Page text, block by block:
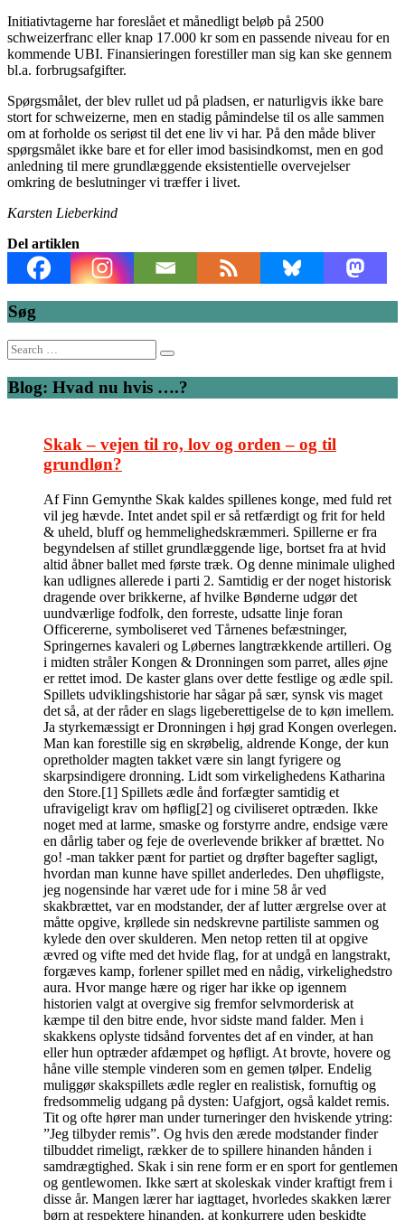
Initiativtagerne har foreslået et månedligt beløb på 2500
schweizerfranc eller knap 17.000 kr som en passende niveau for en
kommende UBI. Finansieringen forestiller man sig kan ske gennem
bl.a. forbrugsafgifter.
Spørgsmålet, der blev rullet ud på pladsen, er naturligvis ikke bare
stort for schweizerne, men en stadig påmindelse til os alle sammen
om at forholde os seriøst til det ene liv vi har. På den måde bliver
spørgsmålet ikke bare et for eller imod basisindkomst, men en god
anledning til mere grundlæggende eksistentielle overvejelser
omkring de beslutninger vi træffer i livet.
Karsten Lieberkind
Del artiklen
Søg
Search
for:
Blog: Hvad nu hvis ….?
Skak – vejen til ro, lov og orden – og til
grundløn?
Af Finn Gemynthe Skak kaldes spillenes konge, med fuld ret
vil jeg hævde. Intet andet spil er så retfærdigt og frit for held
& uheld, bluff og hemmelighedskræmmeri. Spillerne er fra
begyndelsen af stillet grundlæggende lige, bortset fra at hvid
altid åbner ballet med første træk. Og denne minimale ulighed
kan udlignes allerede i parti 2. Samtidig er der noget historisk
dragende over brikkerne, af hvilke Bønderne udgør det
uundværlige fodfolk, den forreste, udsatte linje foran
Officererne, symboliseret ved Tårnenes befæstninger,
Springernes kavaleri og Løbernes langtrækkende artilleri. Og
i midten stråler Kongen & Dronningen som parret, alles øjne
er rettet imod. De kaster glans over dette festlige og ædle spil.
Spillets udviklingshistorie har sågar på sær, synsk vis maget
det så, at der råder en slags ligeberettigelse de to køn imellem.
Ja styrkemæssigt er Dronningen i høj grad Kongen overlegen.
Man kan forestille sig en skrøbelig, aldrende Konge, der kun
opretholder magten takket være sin langt fyrigere og
skarpsindigere dronning. Lidt som virkelighedens Katharina
den Store.[1] Spillets ædle ånd forfægter samtidig et
ufravigeligt krav om høflig[2] og civiliseret optræden. Ikke
noget med at larme, smaske og forstyrre andre, endsige være
en dårlig taber og feje de overlevende brikker af brættet. No
go! -man takker pænt for partiet og drøfter bagefter sagligt,
hvordan man kunne have spillet anderledes. Den uhøfligste,
jeg nogensinde har været ude for i mine 58 år ved
skakbrættet, var en modstander, der af lutter ærgrelse over at
måtte opgive, krøllede sin nedskrevne partiliste sammen og
kylede den over skulderen. Men netop retten til at opgive
ævred og vifte med det hvide flag, for at undgå en langstrakt,
forgæves kamp, forlener spillet med en nådig, virkelighedstro
aura. Hvor mange hære og riger har ikke op igennem
historien valgt at overgive sig fremfor selvmorderisk at
kæmpe til den bitre ende, hvor sidste mand falder. Men i
skakkens oplyste tidsånd forventes det af en vinder, at han
eller hun optræder afdæmpet og høfligt. At brovte, hovere og
håne ville stemple vinderen som en gemen tølper. Endelig
muliggør skakspillets ædle regler en realistisk, fornuftig og
fredsommelig udgang på dysten: Uafgjort, også kaldet remis.
Tit og ofte hører man under turneringer den hviskende ytring:
”Jeg tilbyder remis”. Og hvis den ærede modstander finder
tilbuddet rimeligt, rækker de to spillere hinanden hånden i
samdrægtighed. Skak i sin rene form er en sport for gentlemen
og gentlewomen. Ikke sært at skoleskak vinder kraftigt frem i
disse år. Mangen lærer har iagttaget, hvorledes skakken lærer
børn at respektere hinanden, at konkurrere uden beskidte